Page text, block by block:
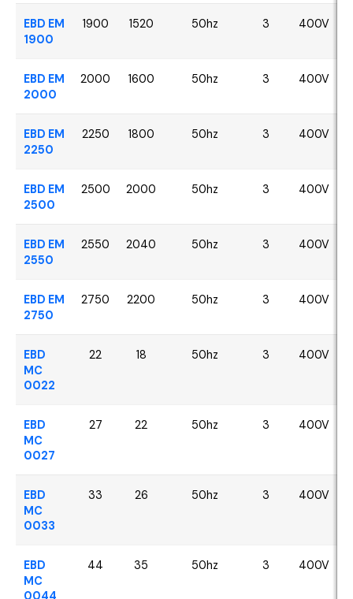
EBD EM
1900
1900 1520 50hz 3 400V
EBD EM
2000
2000 1600 50hz 3 400V
EBD EM
2250
2250 1800 50hz 3 400V
EBD EM
2500
2500 2000 50hz 3 400V
EBD EM
2550
2550 2040 50hz 3 400V
EBD EM
2750
2750 2200 50hz 3 400V
EBD
MC
0022
22 18 50hz 3 400V
EBD
MC
0027
27 22 50hz 3 400V
EBD
MC
0033
33 26 50hz 3 400V
EBD
MC
0044
44 35 50hz 3 400V